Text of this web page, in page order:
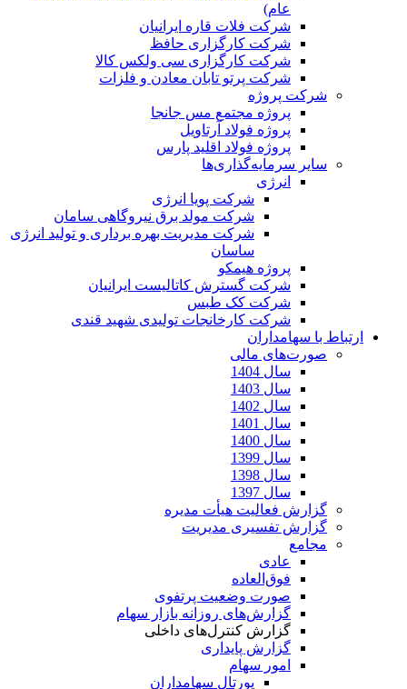
عام)
شرکت فلات قاره ایرانیان
شرکت کارگزاری حافظ
شرکت کارگزاری سی ولکس کالا
شرکت پرتو تابان معادن و فلزات
شرکت پروژه
پروژه مجتمع مس جانجا
پروژه فولاد آرتاویل
پروژه فولاد اقلید پارس
سایر سرمایه‌گذاری‌ها
انرژی
شرکت پویا انرژی
شرکت مولد برق نیروگاهی سامان
شرکت مدیریت بهره برداری و تولید انرژی
ساسان
پروژه هیمکو
شرکت گسترش کاتالیست ایرانیان
شرکت کک طبس
شرکت کارخانجات تولیدی شهید قندی
ارتباط با سهامداران
صورت‌های مالی
سال 1404
سال 1403
سال 1402
سال 1401
سال 1400
سال 1399
سال 1398
سال 1397
گزارش فعالیت هیأت مدیره
گزارش تفسیری مدیریت
مجامع
عادی
فوق‌العاده
صورت وضعیت پرتفوی
گزارش‌های روزانه بازار سهام
گزارش کنترل‌های داخلی
گزارش پایداری
امور سهام
پورتال سهامداران